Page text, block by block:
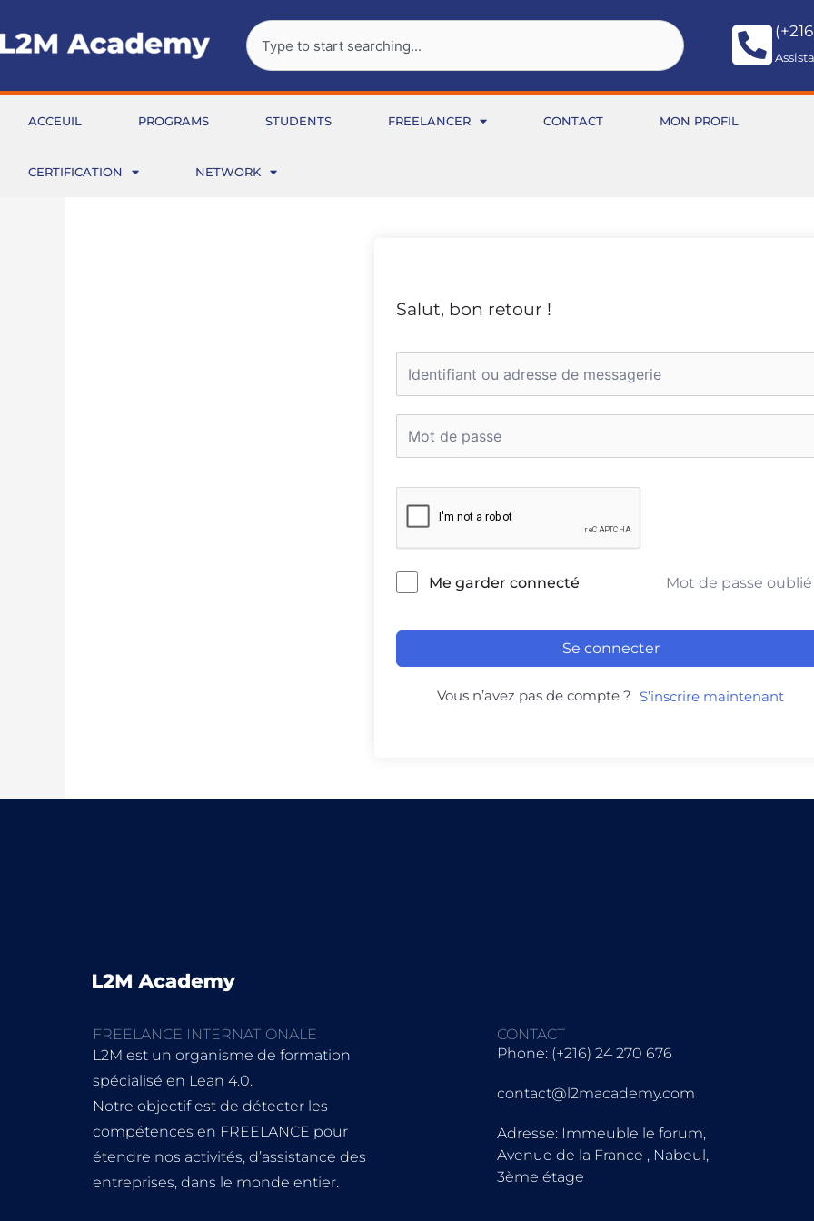
au
contenu
Rechercher
ACCEUIL PROGRAMS STUDENTS FREELANCER CONTACT MON PROFIL
CERTIFICATION NETWORK
Salut, bon retour !
Me garder connecté Mot de passe oublié
Se connecter
Vous n’avez pas de compte ? S’inscrire maintenant
FREELANCE INTERNATIONALE
L2M est un organisme de formation
spécialisé en Lean 4.0.
Notre objectif est de détecter les
compétences en FREELANCE pour
étendre nos activités, d’assistance des
entreprises, dans le monde entier.
CONTACT
Phone: (+216) 24 270 676
contact@l2macademy.com
Adresse: Immeuble le forum,
Avenue de la France , Nabeul,
3ème étage